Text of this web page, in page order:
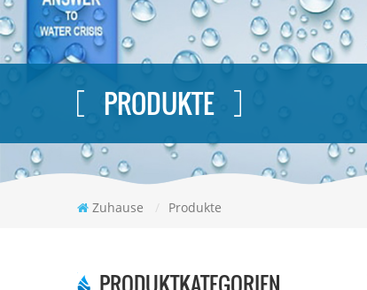
PRODUKTE
Zuhause / Produkte
PRODUKTKATEGORIEN